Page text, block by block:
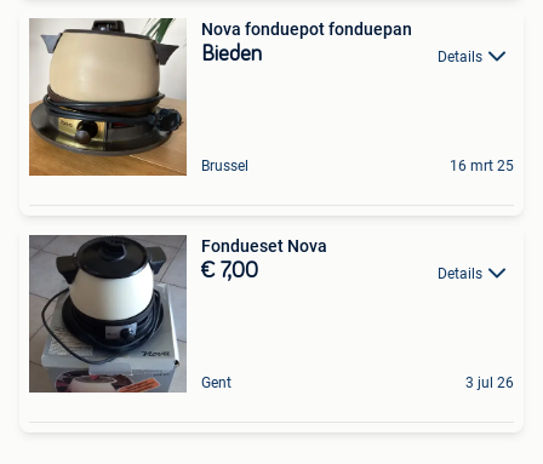
Nova fonduepot fonduepan
Bieden Details
Brussel 16 mrt 25
Fondueset Nova
€ 7,00 Details
Gent 3 jul 26